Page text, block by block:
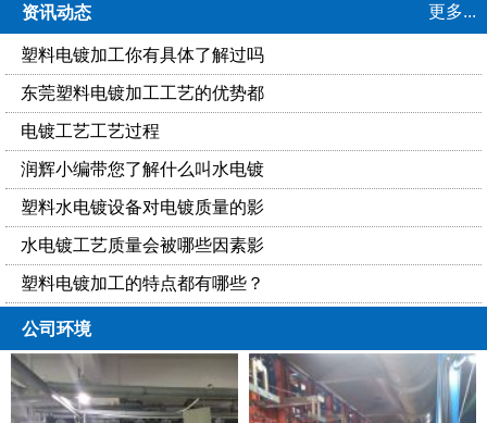
资讯动态 更多...
塑料电镀加工你有具体了解过吗
东莞塑料电镀加工工艺的优势都
电镀工艺工艺过程
润辉小编带您了解什么叫水电镀
塑料水电镀设备对电镀质量的影
水电镀工艺质量会被哪些因素影
塑料电镀加工的特点都有哪些？
公司环境